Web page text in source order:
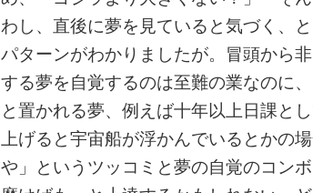
わし、直後に夢を見ていると気づく、
パターンがわかりましたが。冒頭から
する夢を自覚するのは至難の業なのに
と置かれる夢、例えば十年以上日課と
上げると宇宙船が浮かんでいるとかの
や」というツッコミと夢の自覚のコン